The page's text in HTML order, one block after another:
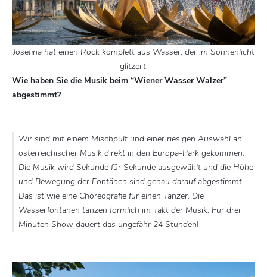
Josefina hat einen Rock komplett aus Wasser, der im Sonnenlicht
glitzert.
Wie haben Sie die Musik beim “Wiener Wasser Walzer”
abgestimmt?
Wir sind mit einem Mischpult und einer riesigen Auswahl an
österreichischer Musik direkt in den Europa-Park gekommen.
Die Musik wird Sekunde für Sekunde ausgewählt und die Höhe
und Bewegung der Fontänen sind genau darauf abgestimmt.
Das ist wie eine Choreografie für einen Tänzer. Die
Wasserfontänen tanzen förmlich im Takt der Musik. Für drei
Minuten Show dauert das ungefähr 24 Stunden!